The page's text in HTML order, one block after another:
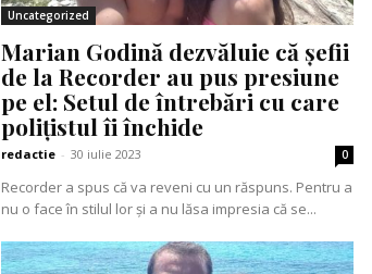
Uncategorized
Marian Godină dezvăluie că șefii
de la Recorder au pus presiune
pe el: Setul de întrebări cu care
polițistul îi închide
redactie - 30 iulie 2023 0
Recorder a spus că va reveni cu un răspuns. Pentru a
nu o face în stilul lor și a nu lăsa impresia că se...